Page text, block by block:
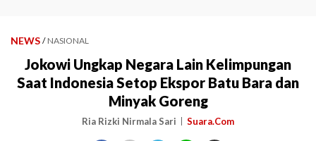
NEWS / NASIONAL
Jokowi Ungkap Negara Lain Kelimpungan
Saat Indonesia Setop Ekspor Batu Bara dan
Minyak Goreng
Ria Rizki Nirmala Sari Suara.Com